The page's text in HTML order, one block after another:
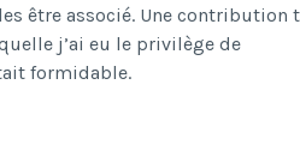
être associé. Une contribution
j’ai eu le privilège de
formidable.